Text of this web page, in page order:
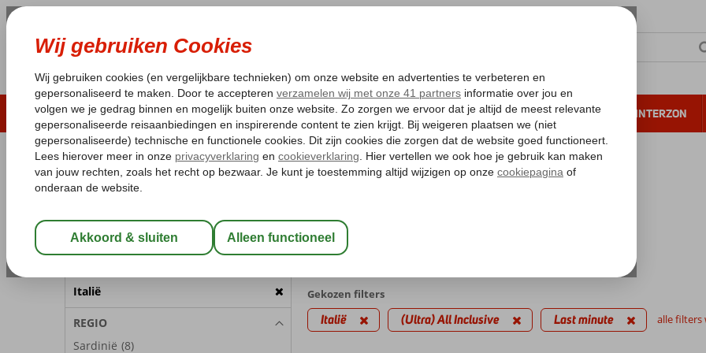
LAST MINUTE ZOMER 2026 ZONVAKANTIE VERRE REIZEN ALL INCLUSIVE WINTERZON
Pakketgarantie Laagsteprijsgarantie* Gratis annuleren*
REISGEZELSCHAP
Wijzig Reisgezelschap
Italië
REGIO
Sardinië (8)
Last minute Italië
met (Ultra) All Inclusive
Gekozen filters
Italië (Ultra) All Inclusive Last minute alle filters